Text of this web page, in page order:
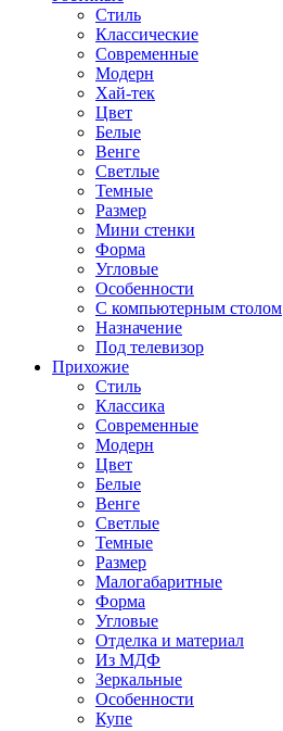
Стиль
Классические
Современные
Модерн
Хай-тек
Цвет
Белые
Венге
Светлые
Темные
Размер
Мини стенки
Форма
Угловые
Особенности
С компьютерным столом
Назначение
Под телевизор
Прихожие
Стиль
Классика
Современные
Модерн
Цвет
Белые
Венге
Светлые
Темные
Размер
Малогабаритные
Форма
Угловые
Отделка и материал
Из МДФ
Зеркальные
Особенности
Купе